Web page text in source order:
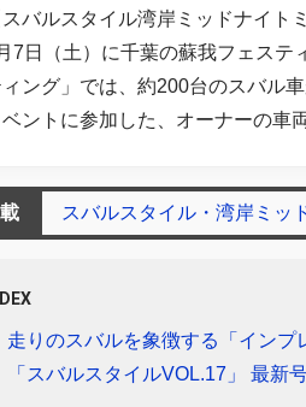
スバルスタイル湾岸ミッドナイト
7日（土）に千葉の蘇我フェステ
ィング」では、約200台のスバル
ントに参加した、オーナーの車
スバルスタイル・湾岸ミッ
走りのスバルを象徴する「インプ
「スバルスタイルVOL.17」 最新